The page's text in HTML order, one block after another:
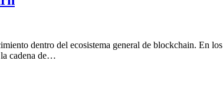
dentro del ecosistema general de blockchain. En los
la cadena de…